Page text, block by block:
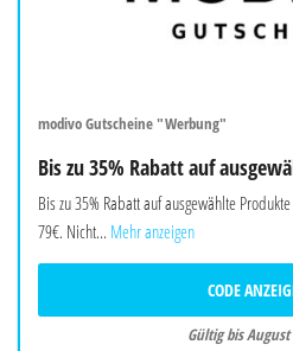
modivo Gutscheine "Werbung"
Bis zu 35% Rabatt auf
Bis zu 35% Rabatt auf ausgewählte
79€. Nicht... Mehr anzeigen
CODE
Gültig bis